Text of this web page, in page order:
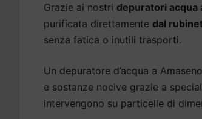
Grazie ai nostri depuratori acqua
purificata direttamente dal
senza fatica o inutili trasporti.
Un depuratore d’acqua a
e sostanze nocive grazie a
intervengono su particelle di